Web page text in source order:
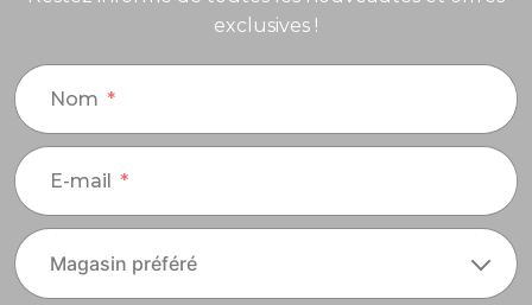
exclusives !
Nom
E-mail